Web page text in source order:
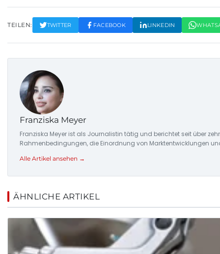
TEILEN: TWITTER FACEBOOK LINKEDIN
Franziska Meyer
Franziska Meyer ist als Journalistin tätig und berichtet seit über
Rahmenbedingungen, die Einordnung von Marktentwicklungen
Alle Artikel ansehen →
ÄHNLICHE ARTIKEL